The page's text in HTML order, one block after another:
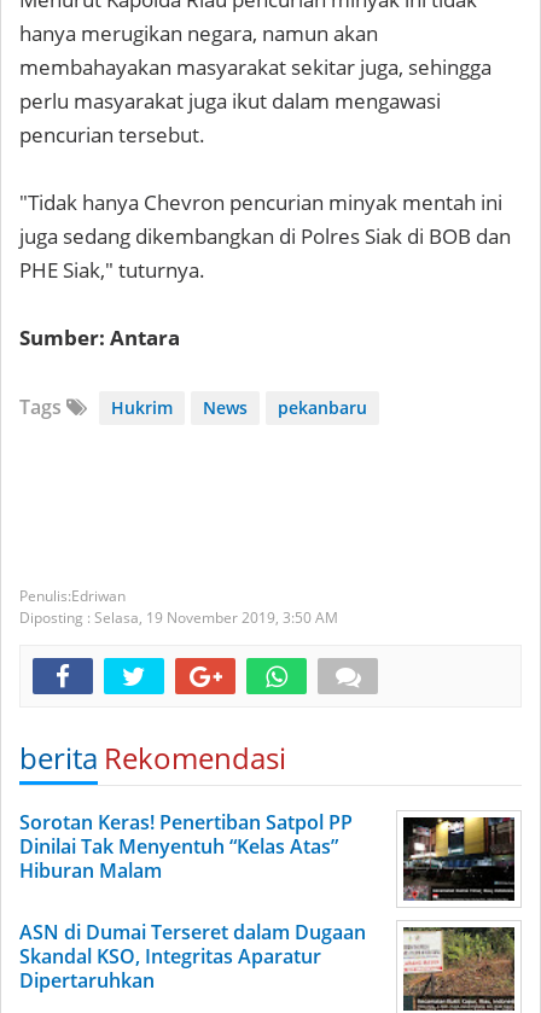
hanya merugikan negara, namun akan
membahayakan masyarakat sekitar juga, sehingga
perlu masyarakat juga ikut dalam mengawasi
pencurian tersebut.
"Tidak hanya Chevron pencurian minyak mentah ini
juga sedang dikembangkan di Polres Siak di BOB dan
PHE Siak," tuturnya.
Sumber: Antara
Tags Hukrim News pekanbaru
Edriwan
Diposting : Selasa, 19 November 2019, 3:50 AM
berita Rekomendasi
Sorotan Keras! Penertiban Satpol PP
Dinilai Tak Menyentuh “Kelas Atas”
Hiburan Malam
ASN di Dumai Terseret dalam Dugaan
Skandal KSO, Integritas Aparatur
Dipertaruhkan